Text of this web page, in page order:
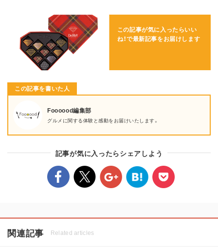
この記事が気に入ったらいい
ね！で最新記事をお届けします
この記事を書いた人
Foooood編集部
グルメに関する体験と感動をお届けいたします。
記事が気に入ったらシェアしよう
関連記事 Related articles